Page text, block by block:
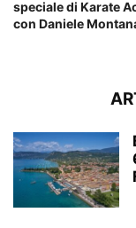
speciale di Karate
con Daniele